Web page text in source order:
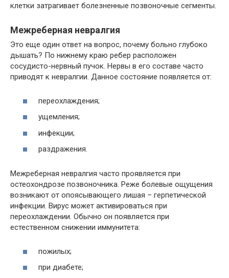
клетки затрагивает болезненные позвоночные сегменты.
Межреберная невралгия
Это еще один ответ на вопрос, почему больно глубоко
дышать? По нижнему краю ребер расположен
сосудисто-нервный пучок. Нервы в его составе часто
приводят к невралгии. Данное состояние появляется от:
переохлаждения;
ущемления;
инфекции;
раздражения.
Межреберная невралгия часто проявляется при
остеохондрозе позвоночника. Реже болевые ощущения
возникают от опоясывающего лишая – герпетической
инфекции. Вирус может активироваться при
переохлаждении. Обычно он появляется при
естественном снижении иммунитета:
пожилых;
при диабете;